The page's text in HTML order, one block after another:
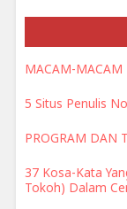
MACAM-MACAM
5 Situs Penulis
PROGRAM DAN
37 Kosa-Kata
Tokoh) Dalam